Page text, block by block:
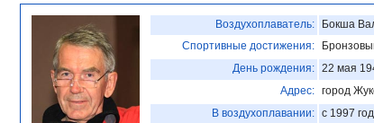
Воздухоплаватель:
Бокша
Спортивные достижения:
День рождения: 22 мая
Адрес: город
В воздухоплавании: с 1997